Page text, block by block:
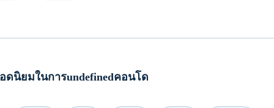
ดนิยมในการundefinedคอนโด